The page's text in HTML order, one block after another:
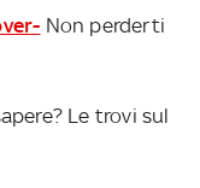
Non perderti
Le trovi sul